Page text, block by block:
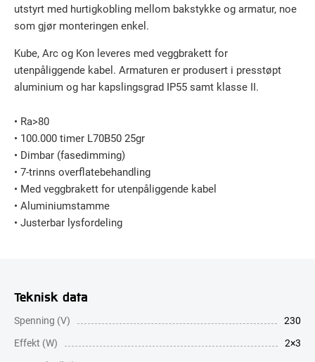
utstyrt med hurtigkobling mellom bakstykke og armatur, noe
som gjør monteringen enkel.
Kube, Arc og Kon leveres med veggbrakett for
utenpåliggende kabel. Armaturen er produsert i presstøpt
aluminium og har kapslingsgrad IP55 samt klasse II.
• Ra>80
• 100.000 timer L70B50 25gr
• Dimbar (fasedimming)
• 7-trinns overflatebehandling
• Med veggbrakett for utenpåliggende kabel
• Aluminiumstamme
• Justerbar lysfordeling
Teknisk data
Spenning (V)
230
Effekt (W)
2×3